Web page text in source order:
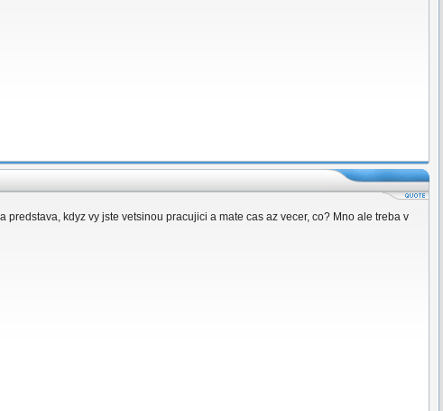
kdyz vy jste vetsinou pracujici a mate cas az vecer, co? Mno ale treba v